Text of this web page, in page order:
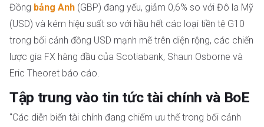
Đồng bảng Anh (GBP) đang yếu, giảm 0,6% so với Đô la Mỹ
(USD) và kém hiệu suất so với hầu hết các loại tiền tệ G10
trong bối cảnh đồng USD mạnh mẽ trên diện rộng, các chiến
lược gia FX hàng đầu của Scotiabank, Shaun Osborne và
Eric Theoret báo cáo.
Tập trung vào tin tức tài chính và BoE
"Các diễn biến tài chính đang chiếm ưu thế trong bối cảnh